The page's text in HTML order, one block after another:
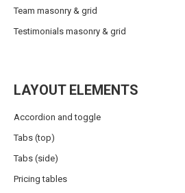
Team masonry & grid
Testimonials masonry & grid
LAYOUT ELEMENTS
Accordion and toggle
Tabs (top)
Tabs (side)
Pricing tables